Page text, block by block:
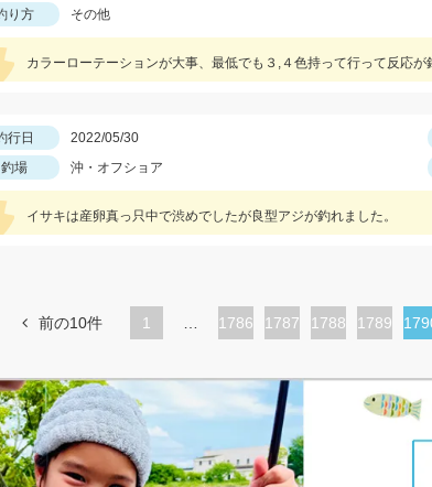
り方
その他
カラーローテーションが大事、最低でも３,４色持って行って反応が
行日 2022/05/30
釣場
沖・オフショア
イサキは産卵真っ只中で渋めでしたが良型アジが釣れました。
前の10件 1
ペ
1786
ペ
ジ
1787
ペ
1788
ペ
1789
カ
ト